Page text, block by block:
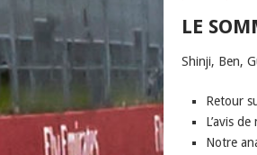
LE
Shinji, Ben,
Retour
L’avis
Notre